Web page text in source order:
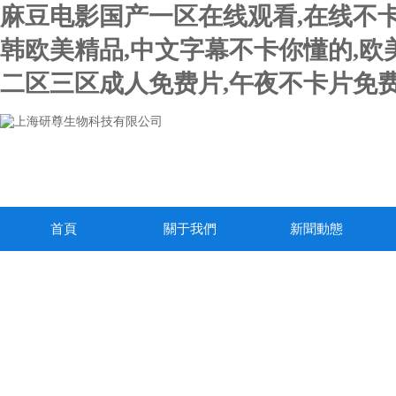
麻豆电影国产一区在线观看,在线不
韩欧美精品,中文字幕不卡你懂的,
二区三区成人免费片,午夜不卡片免
首頁 關于我們 新聞動態